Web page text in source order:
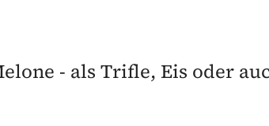
- als Trifle, Eis oder